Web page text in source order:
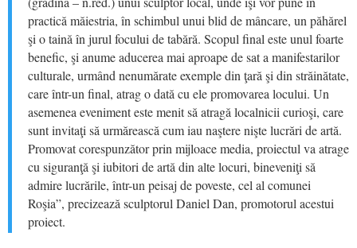
practică măiestria, în schimbul unui blid de mâncare, un păhărel
şi o taină în jurul focului de tabără. Scopul final este unul foarte
benefic, şi anume aducerea mai aproape de sat a manifestarilor
culturale, urmând nenumărate exemple din ţară şi din străinătate,
care într-un final, atrag o dată cu ele promovarea locului. Un
asemenea eveniment este menit să atragă localnicii curioşi, care
sunt invitaţi să urmărească cum iau naştere nişte lucrări de artă.
Promovat corespunzător prin mijloace media, proiectul va atrage
cu siguranţă şi iubitori de artă din alte locuri, bineveniţi să
admire lucrările, într-un peisaj de poveste, cel al comunei
Roşia”, precizează sculptorul Daniel Dan, promotorul acestui
proiect.